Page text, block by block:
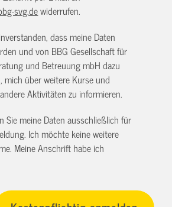
svg.dewiderrufen.
dass meine Daten
und von BBG Gesellschaft für
und Betreuung mbH dazu
mich über weitere Kurse und
Aktivitäten zu informieren.
Sie meine Daten ausschließlich für
Ich möchte keine weitere
Meine Anschrift habe ich